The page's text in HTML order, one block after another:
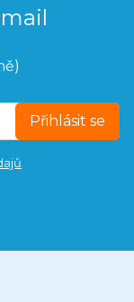
Přihlásit se